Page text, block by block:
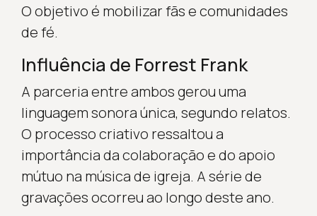
O objetivo é mobilizar fãs e comunidades
de fé.
Influência de Forrest Frank
A parceria entre ambos gerou uma
linguagem sonora única, segundo relatos.
O processo criativo ressaltou a
importância da colaboração e do apoio
mútuo na música de igreja. A série de
gravações ocorreu ao longo deste ano.